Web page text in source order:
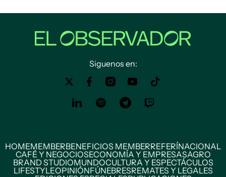
Siguenos en:
HOMEMEMBERBENEFICIOS MEMBERREFERÍNACIONAL
CAFÉ Y NEGOCIOSECONOMÍA Y EMPRESASAGRO
BRAND STUDIOMUNDOCULTURA Y ESPECTÁCULOS
LIFESTYLEOPINIÓNFÚNEBRESREMATES Y LEGALES